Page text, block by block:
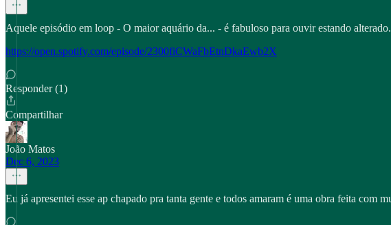
Aquele episódio em loop - O maior aquário da... - é fabuloso para ouvir estando
https://open.spotify.com/episode/2300fiCWaFbEtnDkaEwb2X
Responder (1)
Compartilhar
João Matos
Dec 6, 2023
Eu já apresentei esse ap chapado pra tanta gente e todos amaram é uma obra feita com